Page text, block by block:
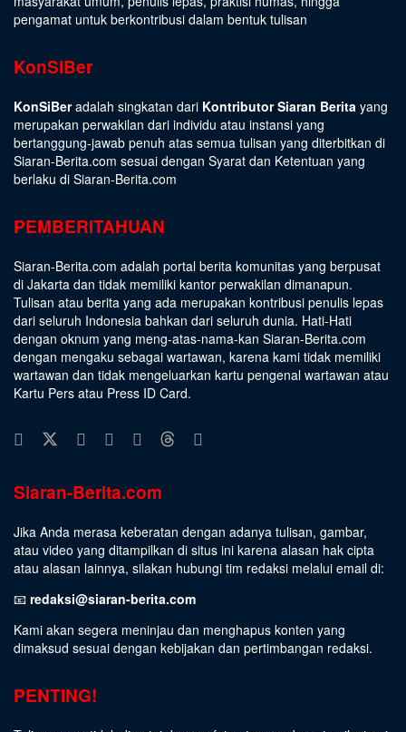
pengamat untuk berkontribusi dalam bentuk tulisan
KonSiBer
KonSiBeradalah singkatan dari Kontributor Siaran Berita yang
merupakan perwakilan dari individu atau instansi yang
bertanggung-jawab penuh atas semua tulisan yang diterbitkan di
Siaran-Berita.com sesuai dengan Syarat dan Ketentuan yang
berlaku di Siaran-Berita.com
PEMBERITAHUAN
Siaran-Berita.com adalah portal berita komunitas yang berpusat
di Jakarta dan tidak memiliki kantor perwakilan dimanapun.
Tulisan atau berita yang ada merupakan kontribusi penulis lepas
dari seluruh Indonesia bahkan dari seluruh dunia. Hati-Hati
dengan oknum yang meng-atas-nama-kan Siaran-Berita.com
dengan mengaku sebagai wartawan, karena kami tidak memiliki
wartawan dan tidak mengeluarkan kartu pengenal wartawan atau
Kartu Pers atau Press ID Card.
Siaran-Berita.com
Jika Anda merasa keberatan dengan adanya tulisan, gambar,
atau video yang ditampilkan di situs ini karena alasan hak cipta
atau alasan lainnya, silakan hubungi tim redaksi melalui email di:
📧 redaksi@siaran-berita.com
Kami akan segera meninjau dan menghapus konten yang
dimaksud sesuai dengan kebijakan dan pertimbangan redaksi.
PENTING!